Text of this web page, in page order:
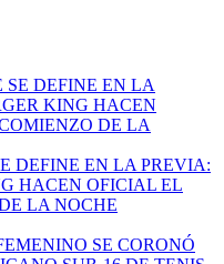
DEFINE EN LA PREVIA:
HACEN OFICIAL EL
LA NOCHE